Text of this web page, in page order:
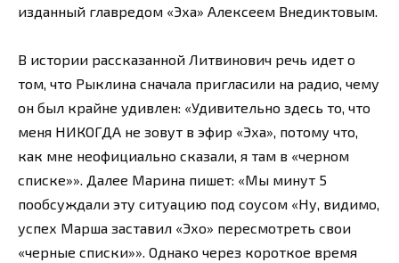
изданный главредом «Эха» Алексеем Внедиктовым.
В истории рассказанной Литвинович речь идет о
том, что Рыклина сначала пригласили на радио, чему
он был крайне удивлен: «Удивительно здесь то, что
меня НИКОГДА не зовут в эфир «Эха», потому что,
как мне неофициально сказали, я там в «черном
списке»». Далее Марина пишет: «Мы минут 5
пообсуждали эту ситуацию под соусом «Ну, видимо,
успех Марша заставил «Эхо» пересмотреть свои
«черные списки»». Однако через короткое время